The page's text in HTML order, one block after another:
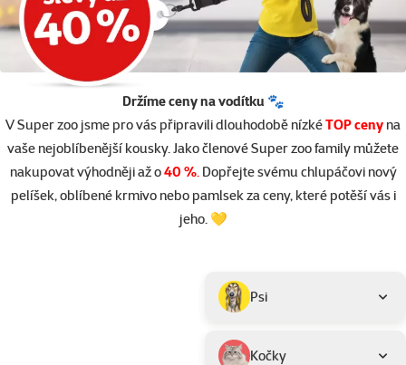
Držíme ceny na vodítku 🐾
V Super zoo jsme pro vás připravili dlouhodobě nízkéTOP ceny na
vaše nejoblíbenější kousky. Jako členové Super zoo family můžete
nakupovat výhodněji až o40 %.Dopřejte svému chlupáčovi nový
pelíšek, oblíbené krmivo nebo pamlsek za ceny, které potěší vás i
jeho. 💛
Podkategorie
Psi
Kočky